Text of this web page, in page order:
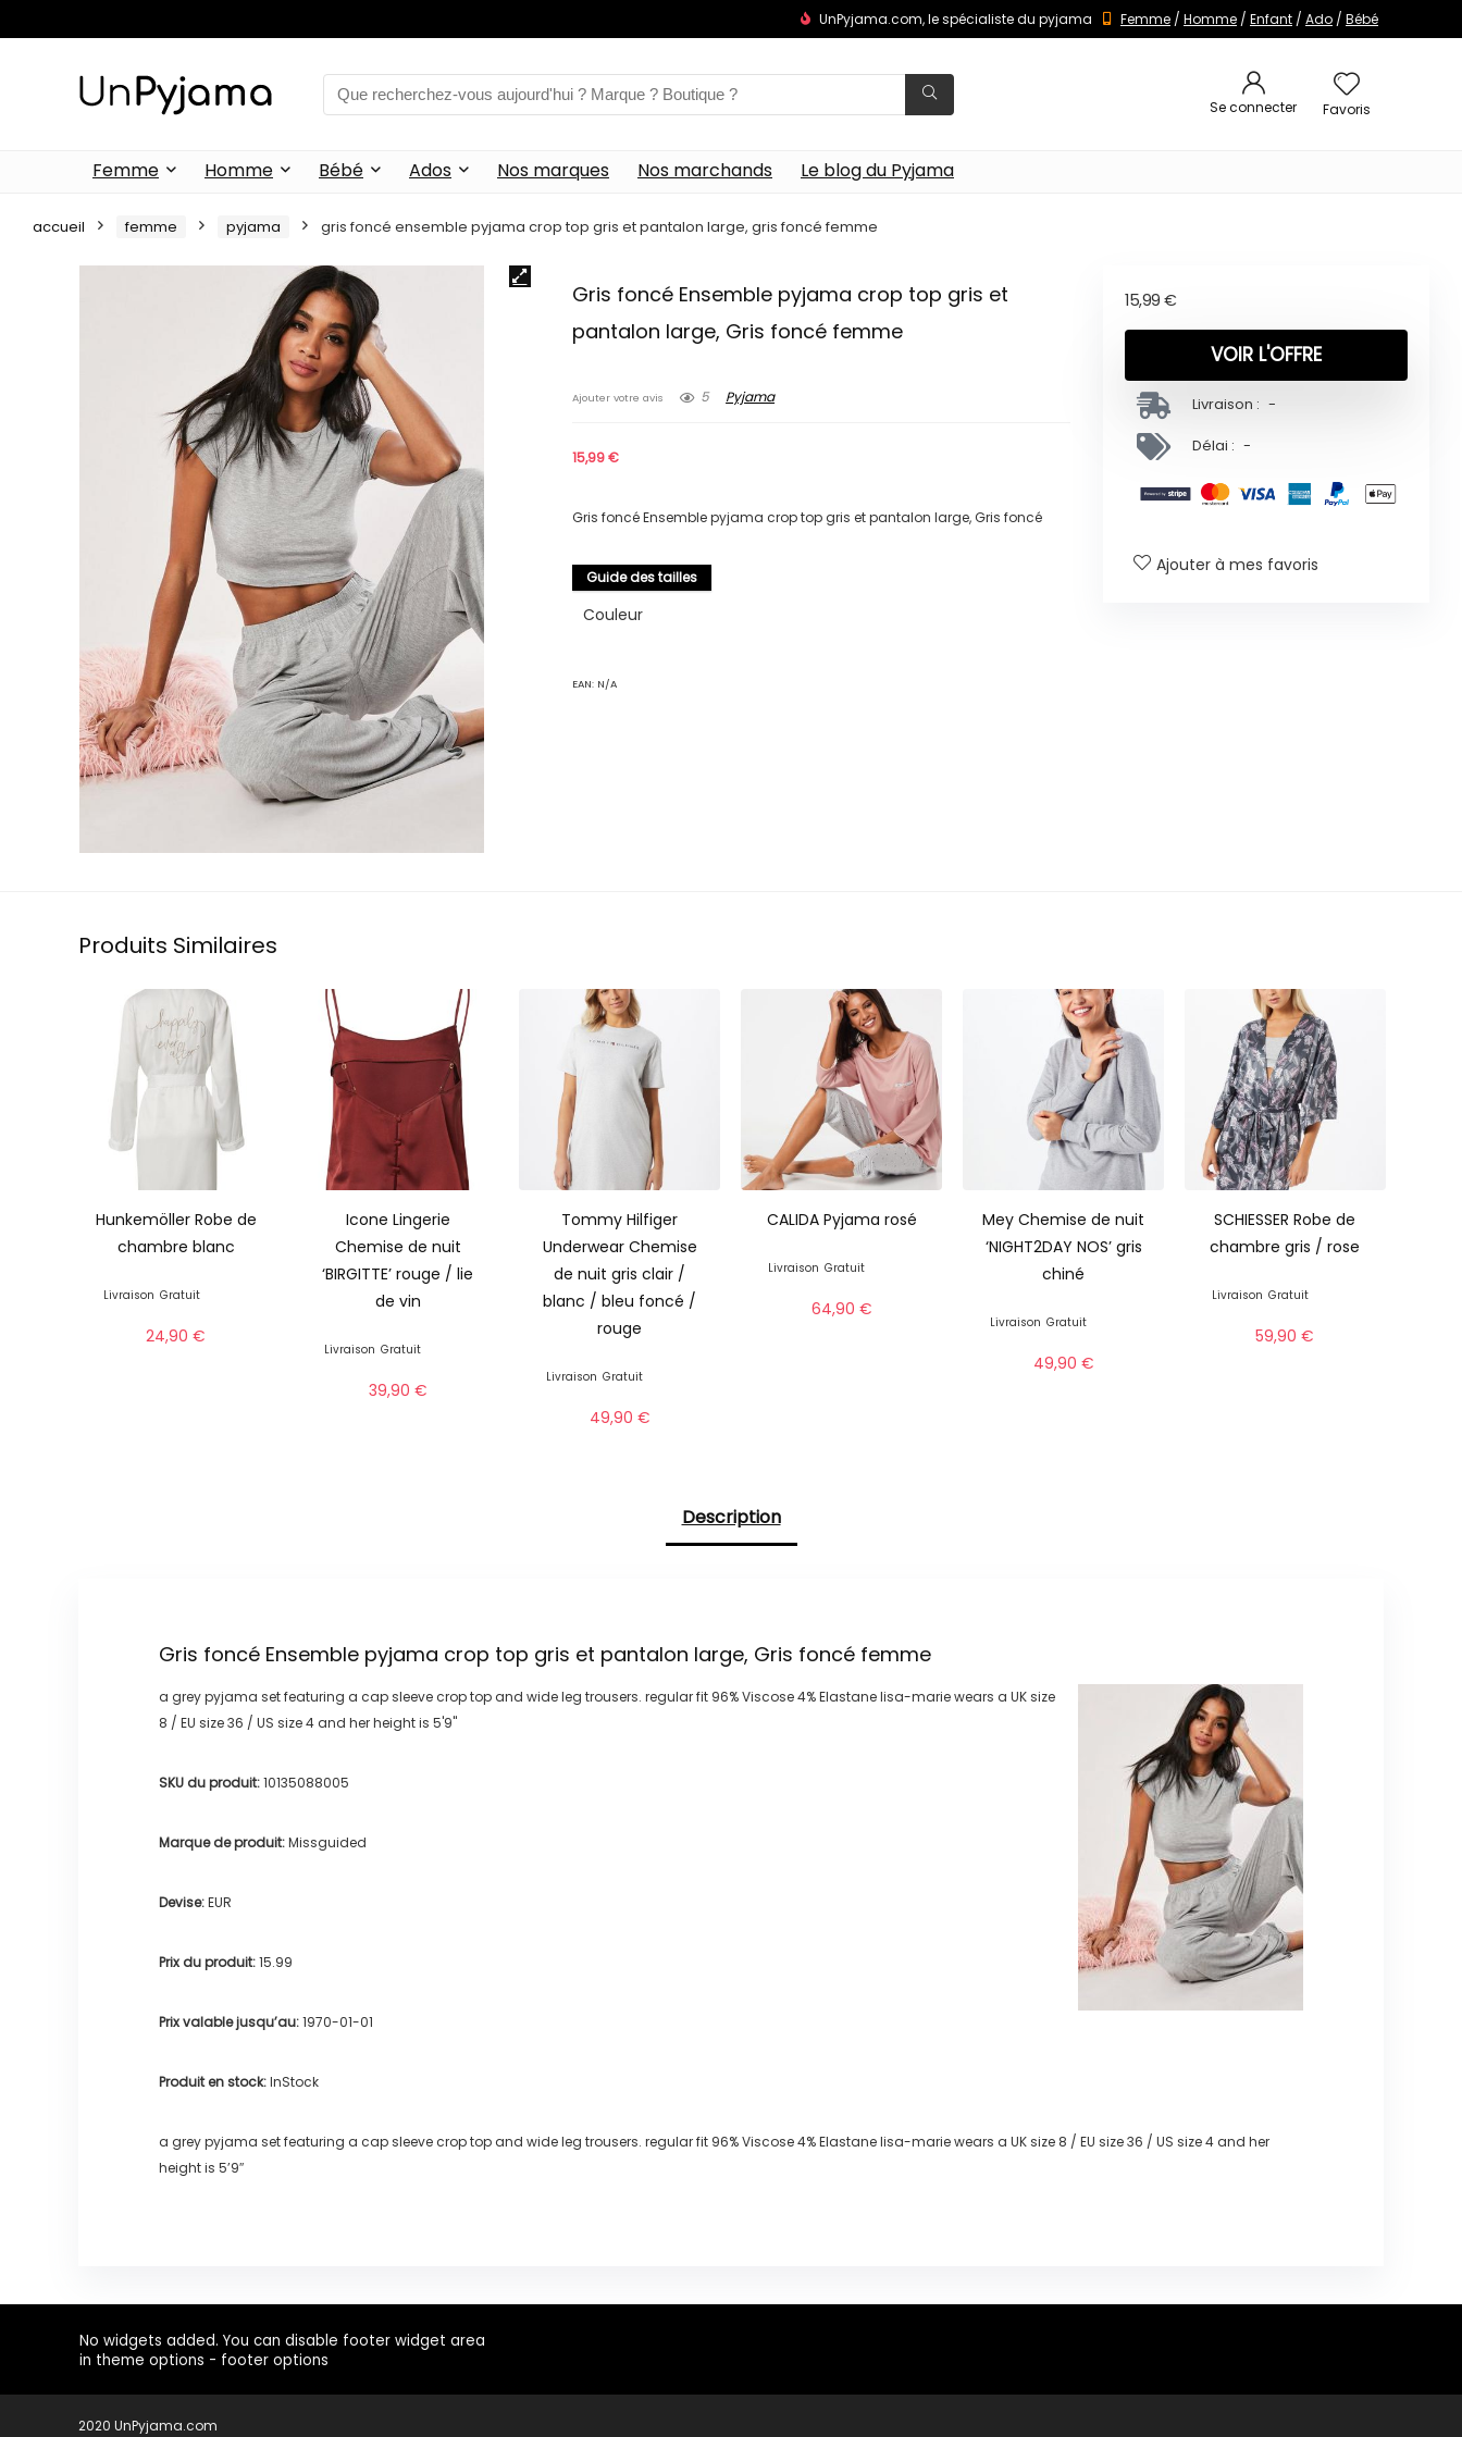
UnPyjama.com, le spécialiste du pyjama Femme / Homme / Enfant / Ado / Bébé
Se connecter Favoris
Femme Homme Bébé Ados Nos marques Nos marchands Le blog du Pyjama
accueil femme pyjama gris foncé ensemble pyjama crop top gris et pantalon large, gris foncé femme
Gris foncé Ensemble pyjama crop top gris et
pantalon large, Gris foncé femme
Ajouter votre avis 5 Pyjama
15,99€
Gris foncé Ensemble pyjama crop top gris et pantalon large, Gris foncé
Guide des tailles
Couleur
EAN: N/A
15,99 €
VOIR L'OFFRE
Livraison : -
Délai : -
Ajouter à mes favoris
Produits Similaires
Hunkemöller Robe de
chambre blanc
Livraison Gratuit
24,90€
Icone Lingerie
Chemise de nuit
‘BIRGITTE’ rouge / lie
de vin
Livraison Gratuit
39,90 €
Tommy Hilfiger
Underwear Chemise
de nuit gris clair /
blanc / bleu foncé /
rouge
Livraison Gratuit
49,90 €
CALIDA Pyjama rosé
Livraison Gratuit
64,90 €
Mey Chemise de nuit
‘NIGHT2DAY NOS’ gris
chiné
Livraison Gratuit
49,90 €
SCHIESSER Robe de
chambre gris / rose
Livraison Gratuit
59,90€
Description
Gris foncé Ensemble pyjama crop top gris et pantalon large, Gris foncé femme
a grey pyjama set featuring a cap sleeve crop top and wide leg trousers. regular fit 96% Viscose 4% Elastane lisa-marie wears a UK size
8 / EU size 36 / US size 4 and her height is 5'9"
SKU du produit:10135088005
Marque de produit:Missguided
Devise:EUR
Prix du produit:15.99
Prix valable jusqu’au:1970-01-01
Produit en stock:InStock
a grey pyjama set featuring a cap sleeve crop top and wide leg trousers. regular fit 96% Viscose 4% Elastane lisa-marie wears a UK size 8 / EU size 36 / US size 4 and her
height is 5’9″
No widgets added. You can disable footer widget area
in theme options - footer options
2020 UnPyjama.com